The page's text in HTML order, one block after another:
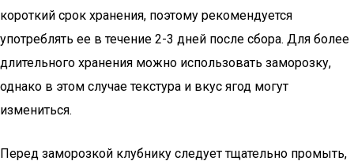
короткий срок хранения, поэтому рекомендуется
употреблять ее в течение 2-3 дней после сбора. Для более
длительного хранения можно использовать заморозку,
однако в этом случае текстура и вкус ягод могут
измениться.
Перед заморозкой клубнику следует тщательно промыть,